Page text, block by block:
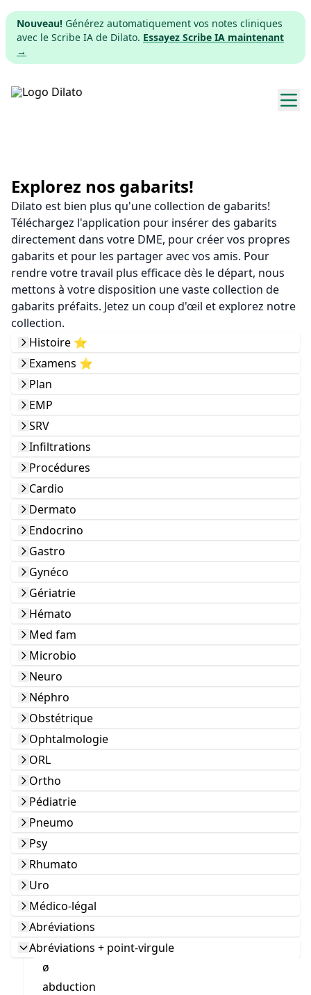
Nouveau! Générez automatiquement vos notes cliniques
avec le Scribe IA de Dilato. Essayez Scribe IA maintenant
→
Tarifs
Télécharger
App web
S'inscrire
Explorez nos gabarits!
Dilato est bien plus qu'une collection de gabarits!
Téléchargez l'application pour insérer des gabarits
directement dans votre DME, pour créer vos propres
gabarits et pour les partager avec vos amis. Pour
rendre votre travail plus efficace dès le départ, nous
mettons à votre disposition une vaste collection de
gabarits préfaits. Jetez un coup d'œil et explorez notre
collection.
Histoire ⭐️
Examens ⭐️
Plan
EMP
SRV
Infiltrations
Procédures
Cardio
Dermato
Endocrino
Gastro
Gynéco
Gériatrie
Hémato
Med fam
Microbio
Neuro
Néphro
Obstétrique
Ophtalmologie
ORL
Ortho
Pédiatrie
Pneumo
Psy
Rhumato
Uro
Médico-légal
Abréviations
Abréviations + point-virgule
ø
abduction